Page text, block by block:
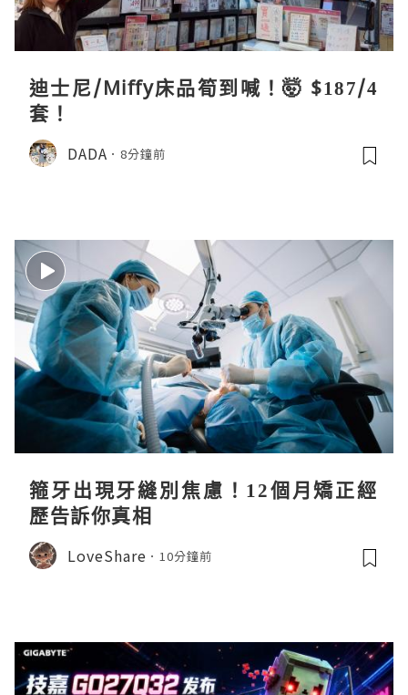
迪士尼/Miffy床品筍到喊！🤯 $187/4
套！
DADA 8分鐘前
箍牙出現牙縫別焦慮！12個月矯正經
歷告訴你真相
LoveShare 10分鐘前